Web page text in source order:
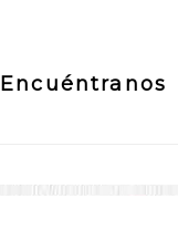
Encuéntranos